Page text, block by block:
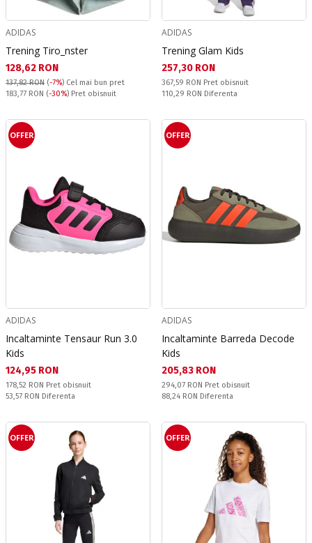
ADIDAS
Trening Tiro_nster
Текуща цена:
128,62 RON
137,82 RON (-7%) Cel mai bun pret
Pret obisnuit:
183,77 RON (-30%) Pret obisnuit
ADIDAS
Trening Glam Kids
Текуща цена:
257,30 RON
Pret obisnuit:
367,59 RON Pret obisnuit
Спестявате:
110,29 RON Diferenta
OFFER
ADIDAS
Incaltaminte Tensaur Run 3.0
Kids
Текуща цена:
124,95 RON
Pret obisnuit:
178,52 RON Pret obisnuit
Спестявате:
53,57 RON Diferenta
OFFER
ADIDAS
Incaltaminte Barreda Decode
Kids
Текуща цена:
205,83 RON
Pret obisnuit:
294,07 RON Pret obisnuit
Спестявате:
88,24 RON Diferenta
OFFER OFFER